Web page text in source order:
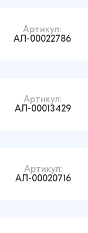
Артикул:
АЛ-00022786
Артикул:
АЛ-00013429
Артикул:
АЛ-00020716